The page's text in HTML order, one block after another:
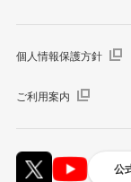
個人情報保護方針
ご利用案内
公